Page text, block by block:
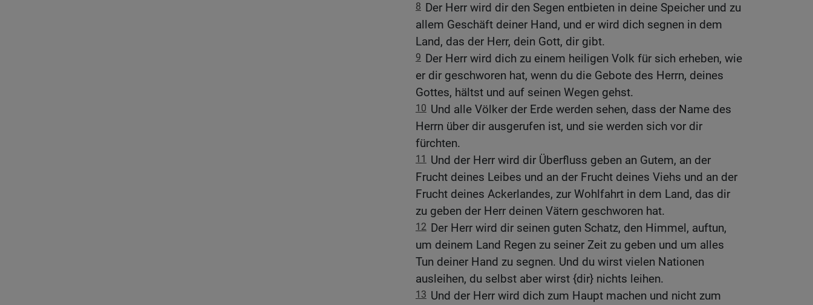
8 Der Herr wird dir den Segen entbieten in deine Speicher und zu
allem Geschäft deiner Hand, und er wird dich segnen in dem
Land, das der Herr, dein Gott, dir gibt.
9 Der Herr wird dich zu einem heiligen Volk für sich erheben, wie
er dir geschworen hat, wenn du die Gebote des Herrn, deines
Gottes, hältst und auf seinen Wegen gehst.
10 Und alle Völker der Erde werden sehen, dass der Name des
Herrn über dir ausgerufen ist, und sie werden sich vor dir
fürchten.
11
Und der Herr wird dir Überfluss geben an Gutem, an der
Frucht deines Leibes und an der Frucht deines Viehs und an der
Frucht deines Ackerlandes, zur Wohlfahrt in dem Land, das dir
zu geben der Herr deinen Vätern geschworen hat.
12 Der Herr wird dir seinen guten Schatz, den Himmel, auftun,
um deinem Land Regen zu seiner Zeit zu geben und um alles
Tun deiner Hand zu segnen. Und du wirst vielen Nationen
ausleihen, du selbst aber wirst {dir} nichts leihen.
13 Und der Herr wird dich zum Haupt machen und nicht zum